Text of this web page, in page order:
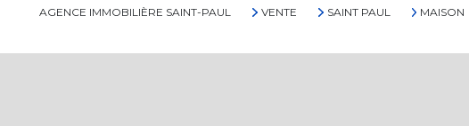
AGENCE IMMOBILIÈRE SAINT-PAUL VENTE SAINT PAUL MAISON